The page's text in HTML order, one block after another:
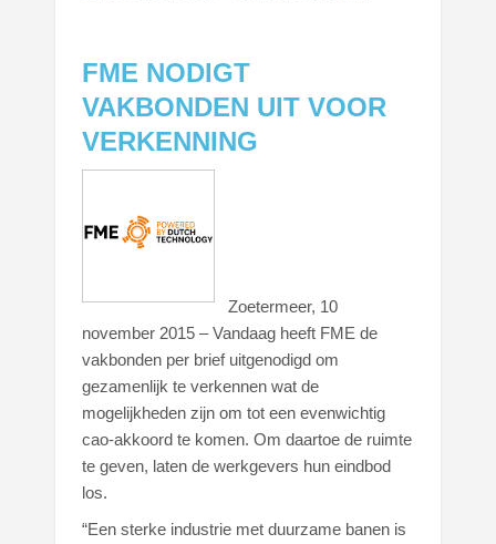
FME NODIGT
VAKBONDEN UIT VOOR
VERKENNING
Zoetermeer, 10
november 2015 – Vandaag heeft FME de
vakbonden per brief uitgenodigd om
gezamenlijk te verkennen wat de
mogelijkheden zijn om tot een evenwichtig
cao-akkoord te komen. Om daartoe de ruimte
te geven, laten de werkgevers hun eindbod
los.
“Een sterke industrie met duurzame banen is